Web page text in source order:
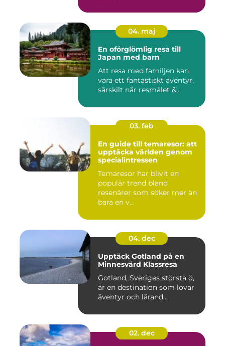
04. maj
En oförglömlig resa till
Japan med barn
Att resa med familjen kan
vara ett fantastiskt äventyr,
särskilt när resmålet &...
03. feb
En guide till temaresor: att
upptäcka världen genom
specialintressen
Temaresor har blivit en
populär trend bland
resenärer som söker mer än
bara en v...
04. dec
Upptäck Gotland på en
Minnesvärd Klassresa
Gotland, Sveriges största ö,
är en destination som lovar
äventyr och lärand...
02. dec